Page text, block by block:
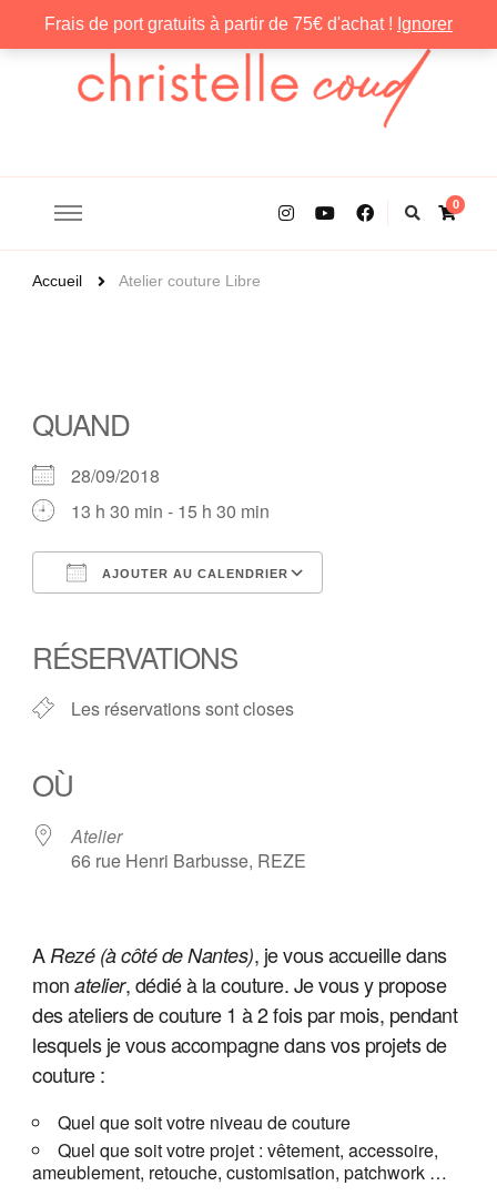
Frais de port gratuits à partir de 75€ d'achat ! Ignorer
0
Accueil Atelier couture Libre
QUAND
28/09/2018
13 h 30 min - 15 h 30 min
AJOUTER AU CALENDRIER
RÉSERVATIONS
Les réservations sont closes
OÙ
Atelier
66 rue Henri Barbusse, REZE
A Rezé (à côté de Nantes), je vous accueilledans
mon atelier, dédié à la couture. Je vous y propose
des ateliers de couture 1 à 2 fois par mois, pendant
lesquels je vous accompagne dans vos projets de
couture :
Quel que soit votre niveau de couture
Quel que soit votre projet : vêtement, accessoire,
ameublement, retouche, customisation, patchwork …